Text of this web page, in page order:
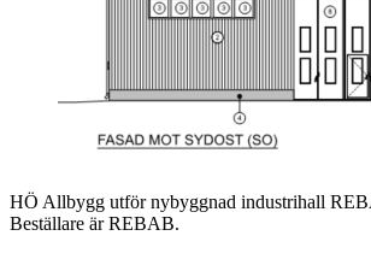
HÖ Allbygg utför nybyggnad industrihall
Beställare är REBAB.